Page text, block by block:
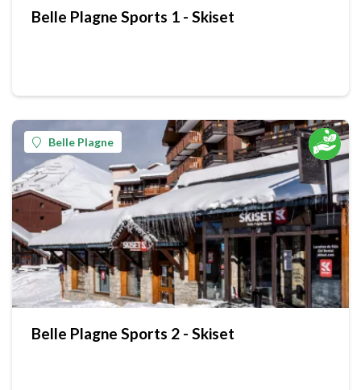
Belle Plagne Sports 1 - Skiset
Belle Plagne
Belle Plagne Sports 2 - Skiset